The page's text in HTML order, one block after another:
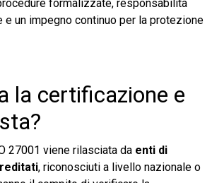
formalizzate, responsabilità
e un impegno continuo per la protezione
la certificazione e
27001 viene rilasciata da enti di
, riconosciuti a livello nazionale o